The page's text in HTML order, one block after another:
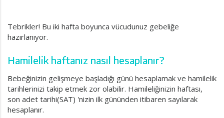
Tebrikler! Bu iki hafta boyunca vücudunuz gebeliğe
hazırlanıyor.
Hamilelik haftanız nasıl hesaplanır?
Bebeğinizin gelişmeye başladığı günü hesaplamak ve hamilelik
tarihlerinizi takip etmek zor olabilir. Hamileliğinizin haftası,
son adet tarihi(SAT) 'nizin ilk gününden itibaren sayılarak
hesaplanır.